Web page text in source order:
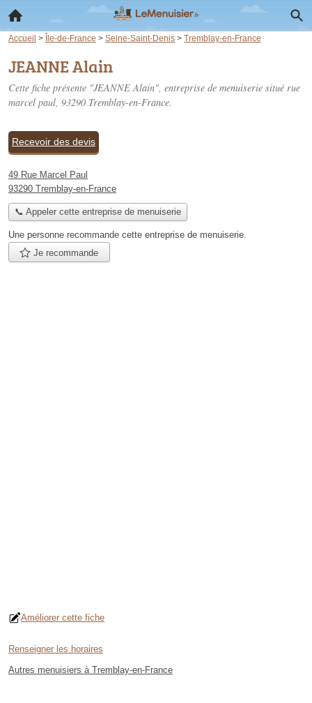
Accueil > Île-de-France > Seine-Saint-Denis > Tremblay-en-France
JEANNE Alain
Cette fiche présente "JEANNE Alain", entreprise de menuiserie situé rue
marcel paul, 93290 Tremblay-en-France.
Recevoir des devis
49 Rue Marcel Paul
93290 Tremblay-en-France
📞 Appeler cette entreprise de menuiserie
Une personne recommande cette entreprise de menuiserie.
Je recommande
Améliorer cette fiche
Renseigner les horaires
Autres menuisiers à Tremblay-en-France